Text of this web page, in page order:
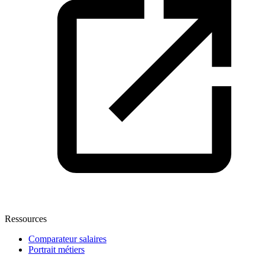
Ressources
Comparateur salaires
Portrait métiers